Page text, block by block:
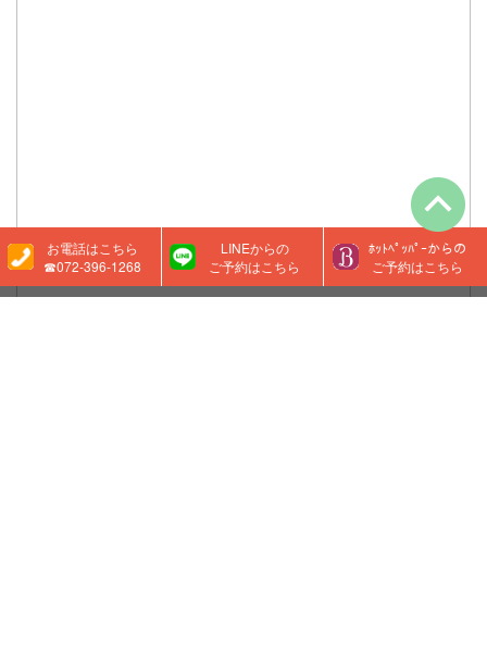
お電話はこちら
☎072-396-1268
LINEからの
ご予約はこちら
ﾎｯﾄﾍﾟｯﾊﾟｰからの
ご予約はこちら